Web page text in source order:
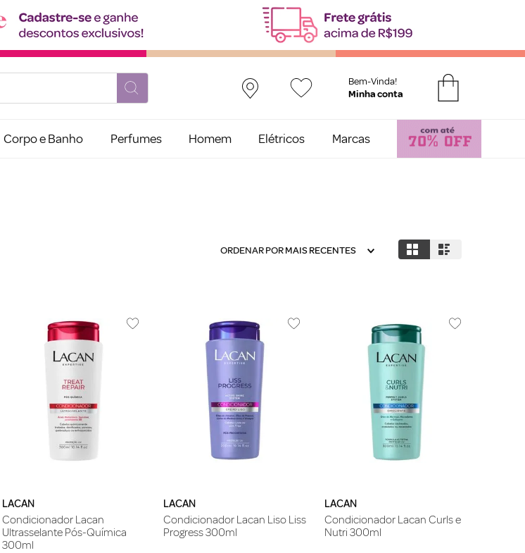
Bem-Vinda!
Corpo e Banho Perfumes Homem Elétricos Marcas
ORDENAR PORMAIS RECENTES
LACAN
Condicionador Lacan
Ultrasselante Pós-Química
300ml
LACAN
Condicionador Lacan Liso Liss
Progress 300ml
LACAN
Condicionador Lacan Curls e
Nutri 300ml